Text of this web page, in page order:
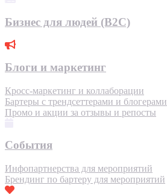
Бизнес для людей (B2C)
Блоги и маркетинг
Кросс-маркетинг и коллаборации
Бартеры с трендсеттерами и блогерами
Промо и акции за отзывы и репосты
События
Инфопартнерства для мероприятий
Брендинг по бартеру для мероприятий